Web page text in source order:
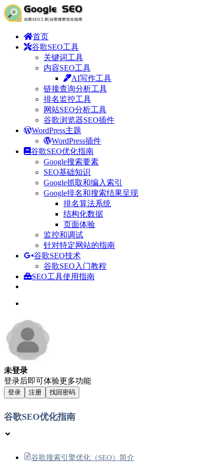
首页
谷歌SEO工具
关键词工具
内容SEO工具
AI写作工具
链接查询分析工具
排名监控工具
网站SEO分析工具
谷歌浏览器SEO插件
WordPress主题
WordPress插件
谷歌SEO优化指南
Google搜索要素
SEO基础知识
Google抓取和编入索引
Google排名和搜索结果呈现
排名算法系统
结构化数据
页面体验
监控和调试
针对特定网站的指南
谷歌SEO技术
谷歌SEO入门教程
SEO工具使用指南
未登录
登录后即可体验更多功能
登录 注册 找回密码
谷歌SEO优化指南
谷歌搜索引擎优化（SEO）简介